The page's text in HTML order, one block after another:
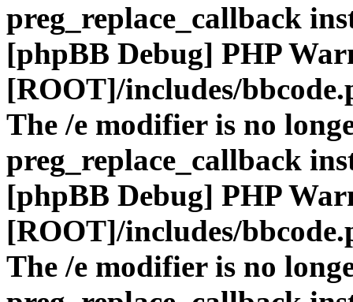
preg_replace_callback
[phpBB Debug] PHP
[ROOT]/includes/
The /e modifier is no
preg_replace_callback
[phpBB Debug] PHP
[ROOT]/includes/
The /e modifier is no